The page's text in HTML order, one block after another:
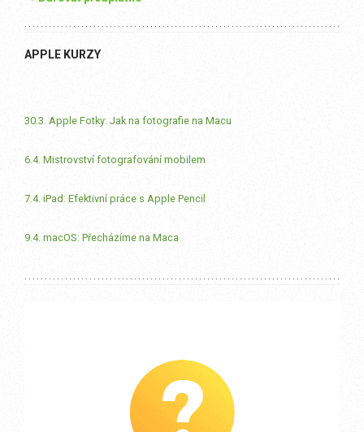
APPLE KURZY
30.3. Apple Fotky: Jak na fotografie na Macu
6.4. Mistrovství fotografování mobilem
7.4. iPad: Efektivní práce s Apple Pencil
9.4. macOS: Přecházíme na Maca